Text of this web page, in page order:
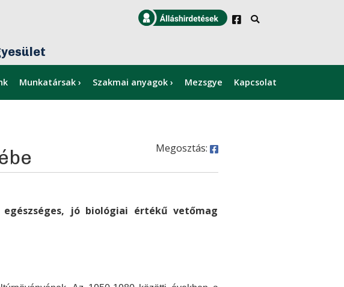
×
Munkatársak Szakmai anyagok Mezsgye Kapcsolat
Megosztás:
jó biológiai értékű vetőmag